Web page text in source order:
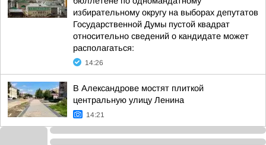
избирательному округу на выборах депутатов
Государственной Думы пустой квадрат
относительно сведений о кандидате может
располагаться:
14:26
В Александрове мостят плиткой
центральную улицу Ленина
14:21